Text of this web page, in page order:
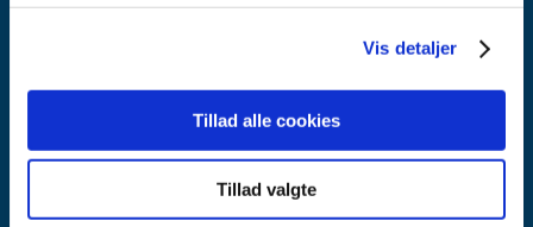
Vis detaljer
Tillad alle cookies
Tillad valgte
Email:dkma@dkma.dk
Sundheds- og Kirkeministeriet.
44 88 95 95 (kl. 9 - 15)